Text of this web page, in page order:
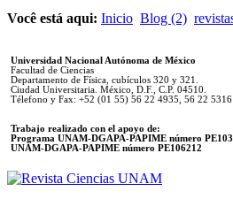
Você está aqui: Inicio Blog (2)
Universidad Nacional Autónoma de México
Facultad de Ciencias
Departamento de Física, cubículos 320 y 321.
Ciudad Universitaria. México, D.F., C.P. 04510.
Télefono y Fax: +52 (01 55) 56 22 4935, 56 22 5316
Trabajo realizado con el apoyo de:
Programa UNAM-DGAPA-PAPIME número
UNAM-DGAPA-PAPIME número PE106212